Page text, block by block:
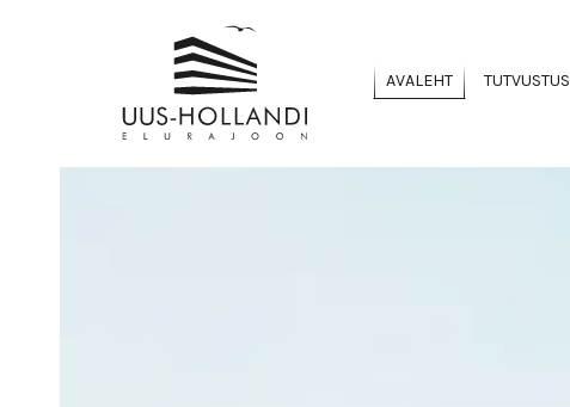
AVALEHT TUTVUSTUS